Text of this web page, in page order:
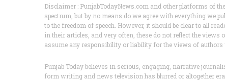
Disclaimer : PunjabTodayNews.com and other platforms of
spectrum, but by no means do we agree with everything we
to the freedom of speech. However, it should be clear to all
in their articles, and very often, these do not reflect the views
assume any responsibility or liability for the views of authors
Punjab Today believes in serious, engaging, narrative
form writing and news television has blurred or altogether